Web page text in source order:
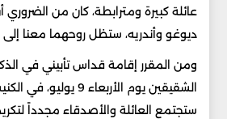
عائلة كبيرة ومترابطة، كان من
ديوغو وأندريه، ستظل روحهما معنا إلى
ومن المقرر إقامة قداس تأبيني في
الشقيقين يوم الأربعاء 9
ستجتمع العائلة والأصدقاء مجدداً